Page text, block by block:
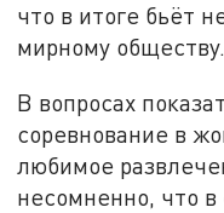
что в итоге бьёт
мирному обществу.
В вопросах
соревнование в
любимое
несомненно, что в